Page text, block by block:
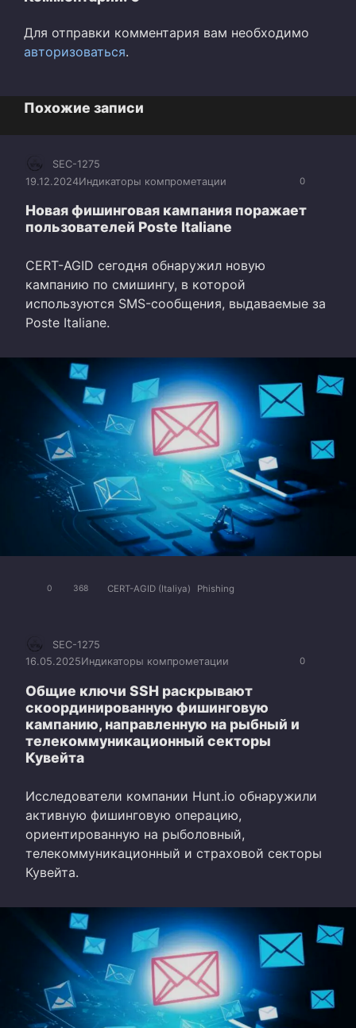
Для отправки комментария вам необходимо
авторизоваться.
Похожие записи
0
SEC-1275
19.12.2024Индикаторы компрометации
Hовая фишинговая кампания поражает
пользователей Poste Italiane
CERT-AGID сегодня обнаружил новую
кампанию по смишингу, в которой
используются SMS-сообщения, выдаваемые за
Poste Italiane.
0 368 CERT-AGID (Italiya) Phishing
0
SEC-1275
16.05.2025Индикаторы компрометации
Общие ключи SSH раскрывают
скоординированную фишинговую
кампанию, направленную на рыбный и
телекоммуникационный секторы
Кувейта
Исследователи компании Hunt.io обнаружили
активную фишинговую операцию,
ориентированную на рыболовный,
телекоммуникационный и страховой секторы
Кувейта.